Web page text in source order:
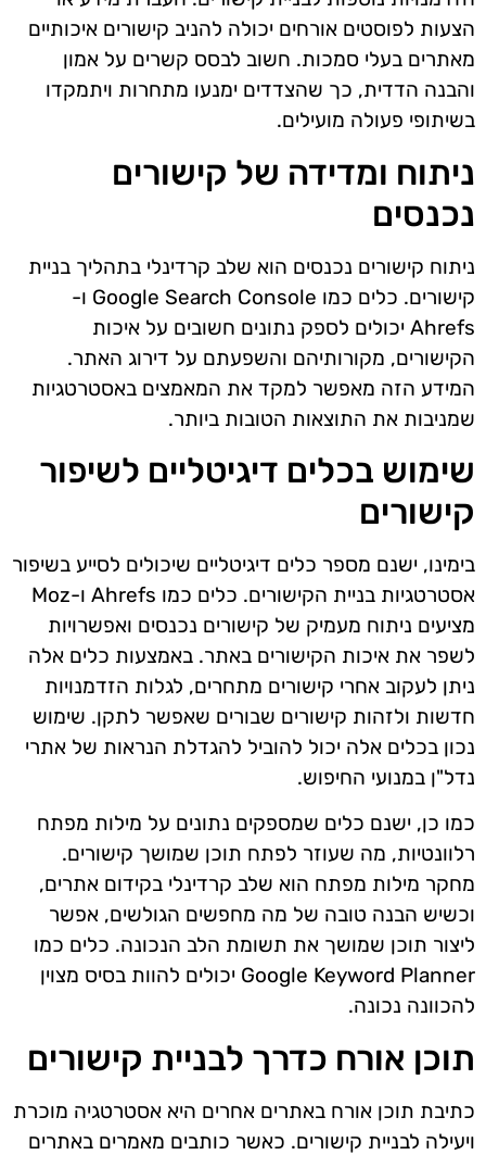
הצעות לפוסטים אורחים יכולה להניב קישורים איכותיים
מאתרים בעלי סמכות. חשוב לבסס קשרים על אמון
והבנה הדדית, כך שהצדדים ימנעו מתחרות ויתמקדו
בשיתופי פעולה מועילים.
ניתוח ומדידה של קישורים
נכנסים
ניתוח קישורים נכנסים הוא שלב קרדינלי בתהליך בניית
קישורים. כלים כמו Google Search Console ו-
Ahrefs יכולים לספק נתונים חשובים על איכות
הקישורים, מקורותיהם והשפעתם על דירוג האתר.
המידע הזה מאפשר למקד את המאמצים באסטרטגיות
שמניבות את התוצאות הטובות ביותר.
שימוש בכלים דיגיטליים לשיפור
קישורים
בימינו, ישנם מספר כלים דיגיטליים שיכולים לסייע בשיפור
אסטרטגיות בניית הקישורים. כלים כמו Ahrefs ו-Moz
מציעים ניתוח מעמיק של קישורים נכנסים ואפשרויות
לשפר את איכות הקישורים באתר. באמצעות כלים אלה
ניתן לעקוב אחרי קישורים מתחרים, לגלות הזדמנויות
חדשות ולזהות קישורים שבורים שאפשר לתקן. שימוש
נכון בכלים אלה יכול להוביל להגדלת הנראות של אתרי
נדל"ן במנועי החיפוש.
כמו כן, ישנם כלים שמספקים נתונים על מילות מפתח
רלוונטיות, מה שעוזר לפתח תוכן שמושך קישורים.
מחקר מילות מפתח הוא שלב קרדינלי בקידום אתרים,
וכשיש הבנה טובה של מה מחפשים הגולשים, אפשר
ליצור תוכן שמושך את תשומת הלב הנכונה. כלים כמו
Google Keyword Planner יכולים להוות בסיס מצוין
להכוונה נכונה.
תוכן אורח כדרך לבניית קישורים
כתיבת תוכן אורח באתרים אחרים היא אסטרטגיה מוכרת
ויעילה לבניית קישורים. כאשר כותבים מאמרים באתרים